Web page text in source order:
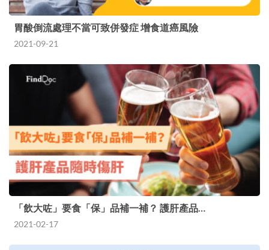
胃酸倒流處理不當可致併發症 增食道癌風險
2021-09-21
「飲大咗」要食「保」品補一補？ 護肝產品…
2021-02-17